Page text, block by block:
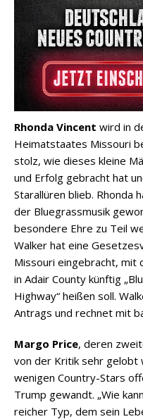
Rhonda Vincent wird in
Heimatstaates Missouri
stolz, wie dieses kleine
und Erfolg gebracht hat
Starallüren blieb. Rhonda
der Bluegrassmusik
besondere Ehre zu Teil
Walker hat eine
Missouri eingebracht, mit
in Adair County künftig
Highway“ heißen soll.
Antrags und rechnet mit
Margo Price, deren
von der Kritik sehr gelobt
wenigen Country-Stars
Trump gewandt. „Wie
reicher Typ, dem sein